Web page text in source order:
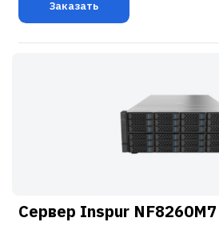
Заказать
Сервер Inspur NF8260M7